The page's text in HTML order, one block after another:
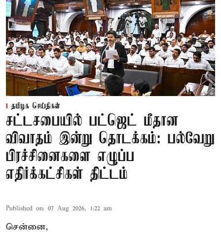
தமிழக செய்திகள்
சட்டசபையில் பட்ஜெட் மீதான
விவாதம் இன்று தொடக்கம்: பல்வேறு
பிரச்சினைகளை எழுப்ப
எதிர்க்கட்சிகள் திட்டம்
Published on: 07 Aug 2026, 1:22 am
சென்னை,